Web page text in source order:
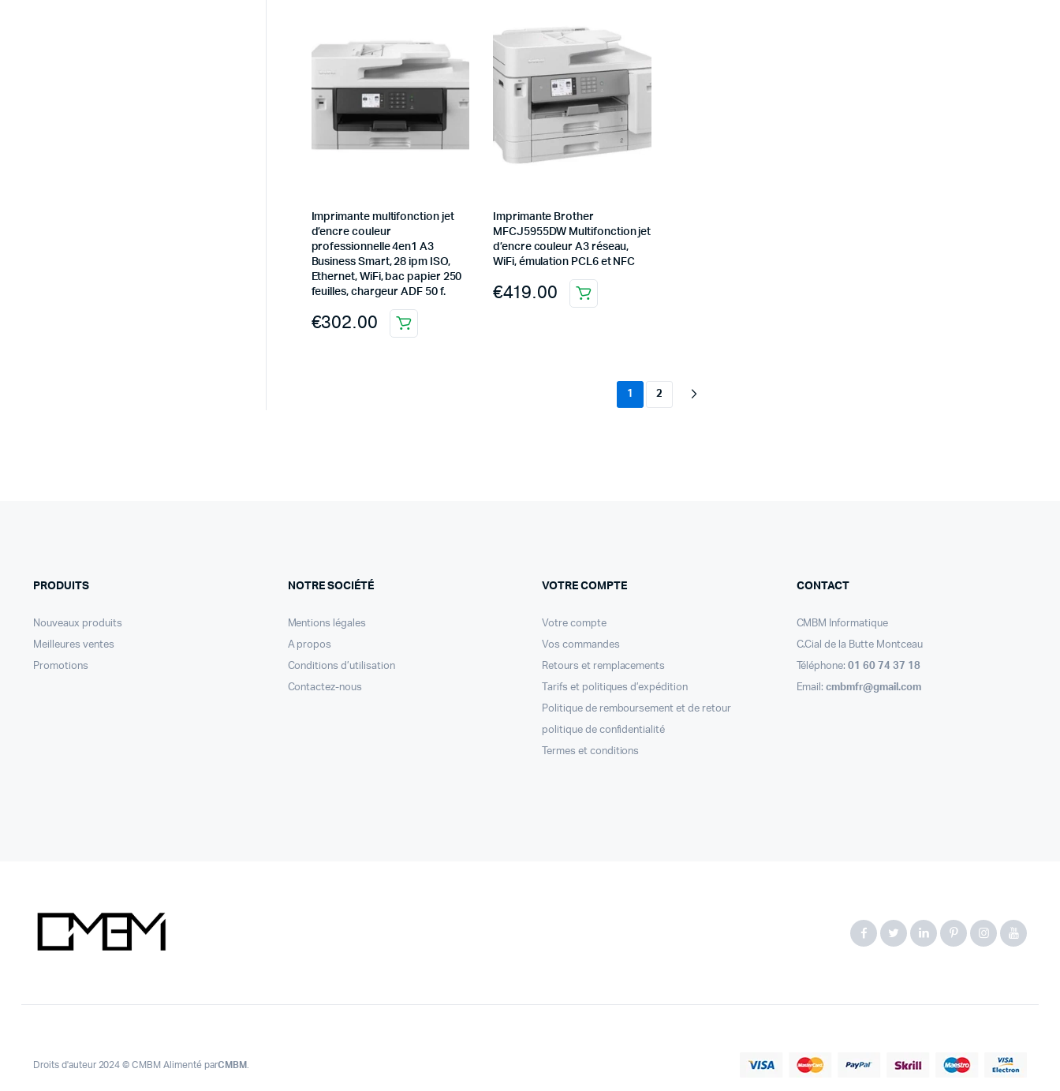
Imprimante multifonction jet
d’encre couleur
professionnelle 4en1 A3
Business Smart, 28 ipm ISO,
Ethernet, WiFi, bac papier 250
feuilles, chargeur ADF 50 f.
€302.00
Imprimante Brother
MFCJ5955DW Multifonction jet
d’encre couleur A3 réseau,
WiFi, émulation PCL6 et NFC
€419.00
1 2
PRODUITS
Nouveaux produits
Meilleures ventes
Promotions
NOTRE SOCIÉTÉ
Mentions légales
A propos
Conditions d’utilisation
Contactez-nous
VOTRE COMPTE
Votre compte
Vos commandes
Retours et remplacements
Tarifs et politiques d’expédition
Politique de remboursement et de retour
politique de confidentialité
Termes et conditions
CONTACT
CMBM Informatique
C.Cial de la Butte Montceau
Téléphone:01 60 74 37 18
Email:cmbmfr@gmail.com
Droits d'auteur 2024 © CMBM Alimenté parCMBM.